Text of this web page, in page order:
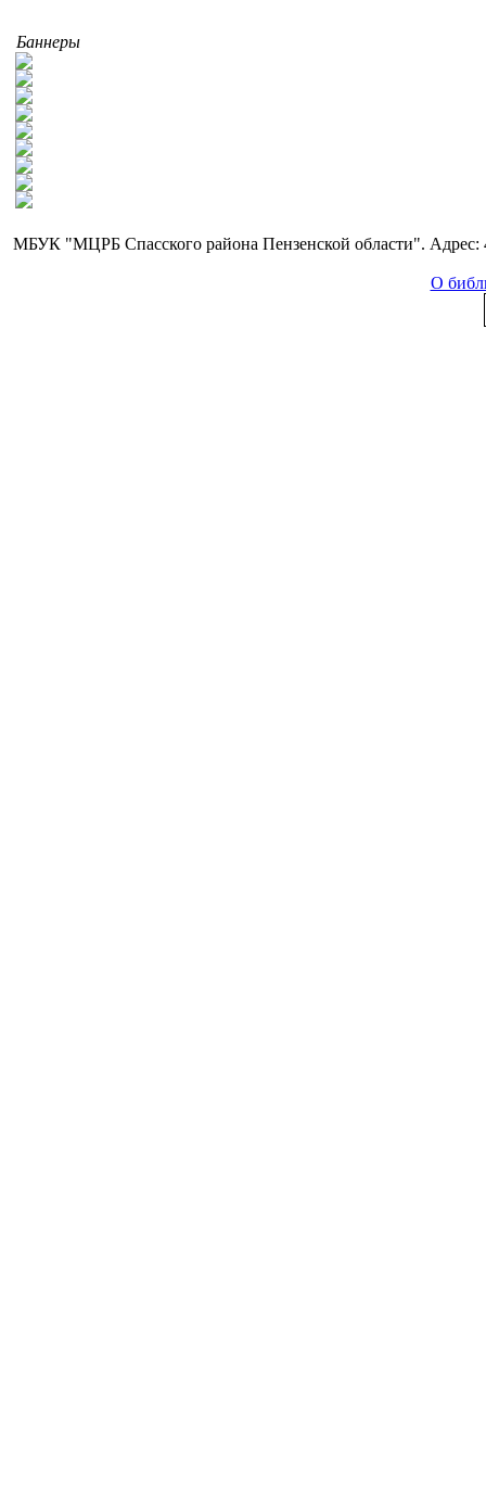
Баннеры
МБУК "МЦРБ Спасского района Пензенской области". Адрес:
О